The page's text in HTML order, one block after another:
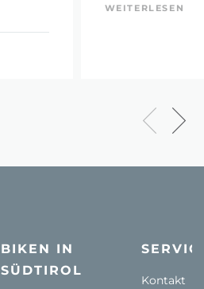
WEITERLESEN
BIKEN IN
SÜDTIROL
Kontakt